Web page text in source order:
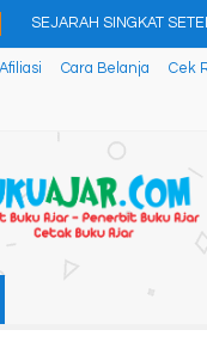
SEJARAH SINGKAT
Model Penelitian
Kumpulan Artikel: Book
KADAR ASAM URAT
ETIKA DIGITAL
Afiliasi Cara Belanja Cek